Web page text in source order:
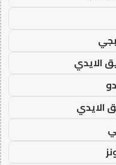
الايدي
الايدي